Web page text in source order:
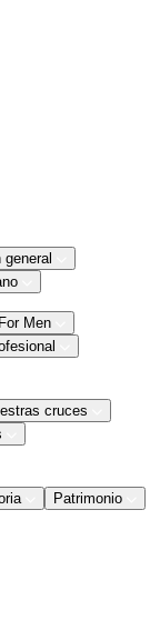
general
Men
cruces
Patrimonio